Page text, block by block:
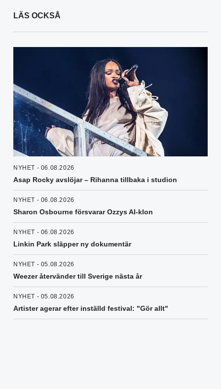
LÄS OCKSÅ
NYHET - 06.08.2026
Asap Rocky avslöjar – Rihanna tillbaka i studion
NYHET - 06.08.2026
Sharon Osbourne försvarar Ozzys AI-klon
NYHET - 06.08.2026
Linkin Park släpper ny dokumentär
NYHET - 05.08.2026
Weezer återvänder till Sverige nästa år
NYHET - 05.08.2026
Artister agerar efter inställd festival: "Gör allt"